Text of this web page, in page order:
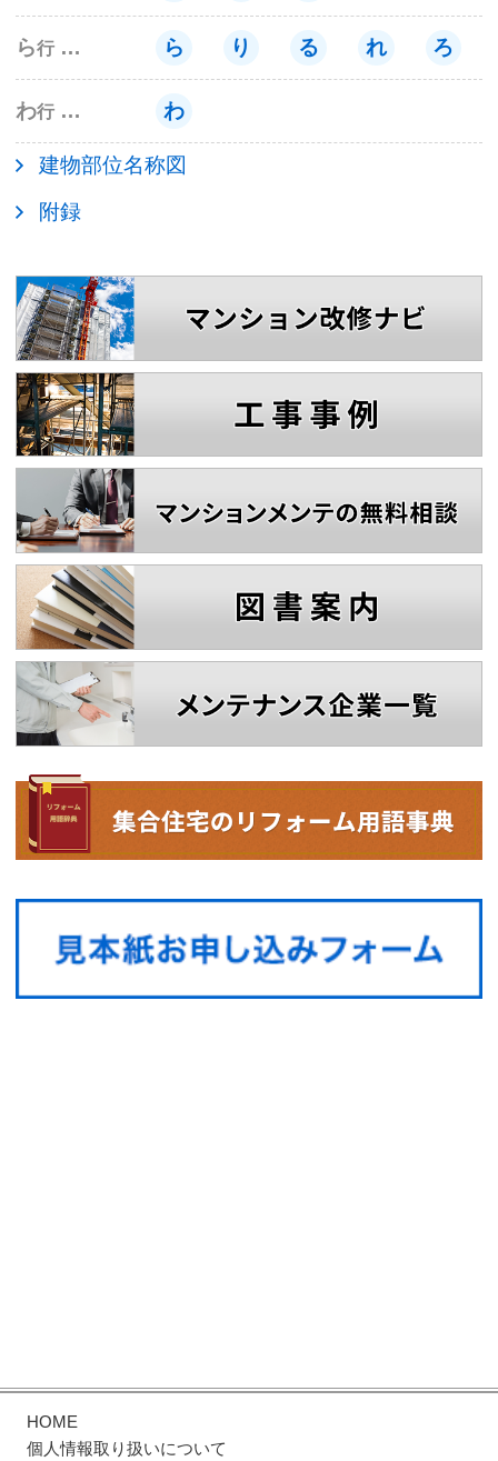
ら行 ら り る れ ろ
わ行 わ
建物部位名称図
附録
HOME
個人情報取り扱いについて